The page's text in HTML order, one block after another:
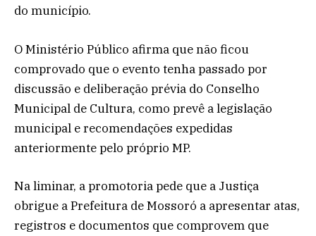
do município.
O Ministério Público afirma que não ficou
comprovado que o evento tenha passado por
discussão e deliberação prévia do Conselho
Municipal de Cultura, como prevê a legislação
municipal e recomendações expedidas
anteriormente pelo próprio MP.
Na liminar, a promotoria pede que a Justiça
obrigue a Prefeitura de Mossoró a apresentar atas,
registros e documentos que comprovem que